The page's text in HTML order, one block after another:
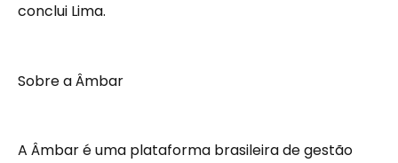
conclui Lima.
Sobre a Âmbar
A Âmbar é uma plataforma brasileira de gestão